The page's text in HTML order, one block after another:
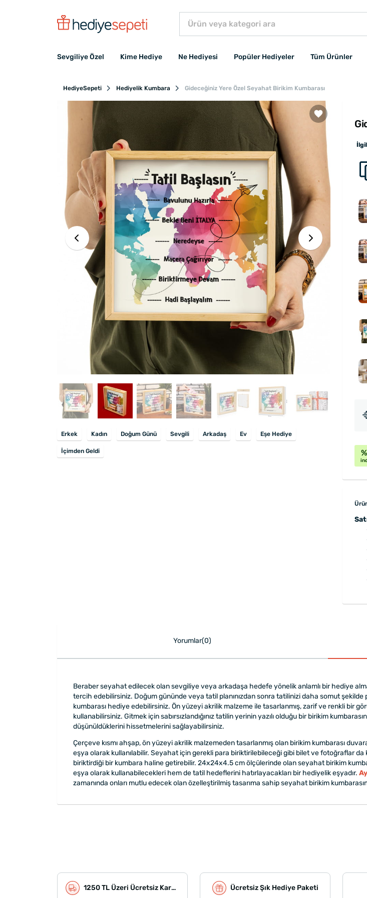
Sevgiliye Özel Kime Hediye Ne Hediyesi Popüler Hediyeler Tüm Ürünler
HediyeSepeti Hediyelik Kumbara Gideceğiniz Yere Özel Seyahat Birikim Kumbarası
Erkek Kadın Doğum Günü Sevgili Arkadaş Ev Eşe Hediye
İçimden Geldi
Yorumlar(0)
Beraber seyahat edilecek olan sevgiliye veya arkadaşa hedefe yönelik anlamlı bir hediye
tercih edebilirsiniz. Doğum gününde veya tatil planınızdan sonra tatilinizi daha somut
kumbarası hediye edebilirsiniz. Ön yüzeyi akrilik malzeme ile tasarlanmış, zarif ve renkli bir
kullanabilirsiniz. Gitmek için sabırsızlandığınız tatilin yerinin yazılı olduğu bir birikim
düşünüldüklerini hissetmelerini sağlayabilirsiniz.
Çerçeve kısmı ahşap, ön yüzeyi akrilik malzemeden tasarlanmış olan birikim kumbarası
eşya olarak kullanılabilir. Seyahat için gerekli para biriktirilebileceği gibi bilet ve fotoğraflar da
biriktirdiği bir kumbara haline getirebilir. 24x24x4.5 cm ölçülerinde olan seyahat birikim
eşya olarak kullanabilecekleri hem de tatil hedeflerini hatırlayacakları bir hediyelik eşyadır.
zamanında onları mutlu edecek olan özelleştirilmiş tasarıma sahip seyahat birikim
1250 TL Üzeri Ücretsiz Kargo Ücretsiz Şık Hediye Paketi